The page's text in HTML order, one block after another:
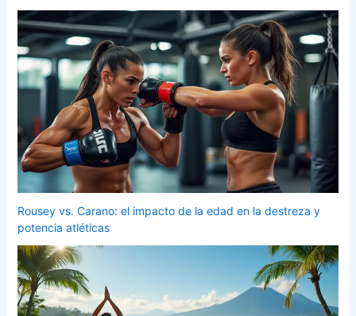
Rousey vs. Carano: el impacto de la edad en la destreza y
potencia atléticas